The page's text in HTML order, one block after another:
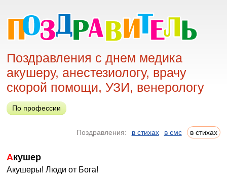
Поздравления с днем медика
акушеру, анестезиологу, врачу
скорой помощи, УЗИ, венерологу
По профессии
Поздравления: в стихах в смс в стихах
Акушер
Акушеры! Люди от Бога!